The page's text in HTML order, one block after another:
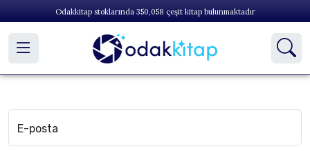
Odakkitap stoklarında 350,058 çeşit kitap bulunmaktadır
E-posta